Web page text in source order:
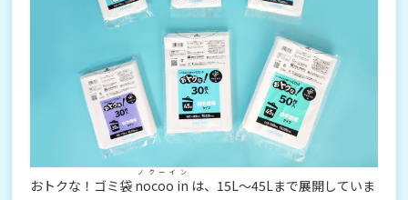
おトクな！ゴミ袋 nocoo in
ノクーイン
は、15L～45Lまで展開していま